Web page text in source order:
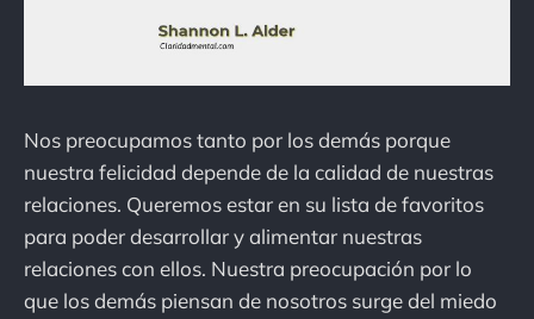
Nos preocupamos tanto por los demás porque
nuestra felicidad depende de la calidad de nuestras
relaciones. Queremos estar en su lista de favoritos
para poder desarrollar y alimentar nuestras
relaciones con ellos. Nuestra preocupación por lo
que los demás piensan de nosotros surge del miedo